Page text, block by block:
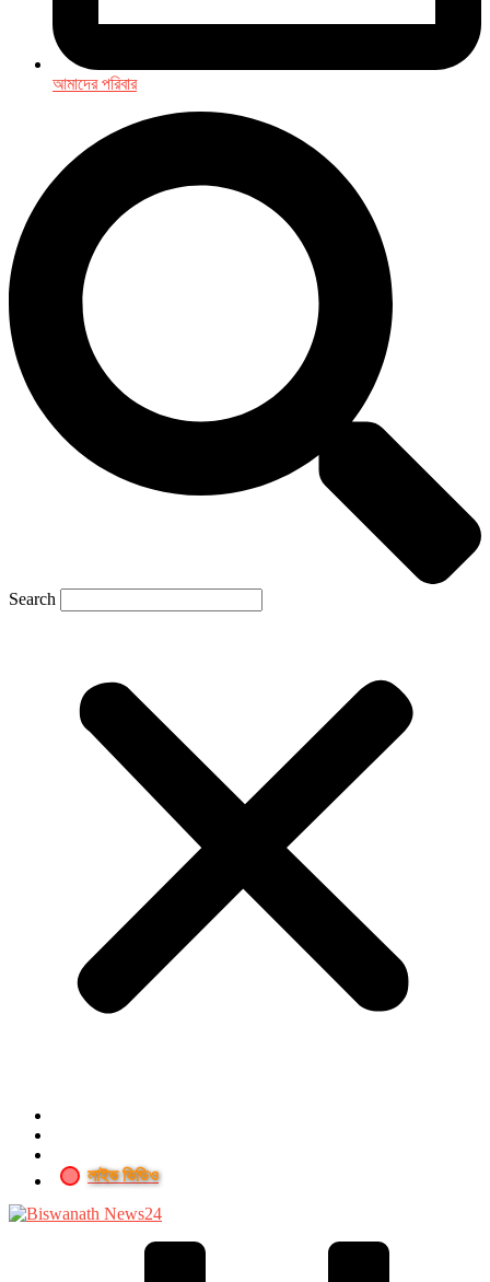
আমাদের পরিবার
Search
লাইভ ভিডিও